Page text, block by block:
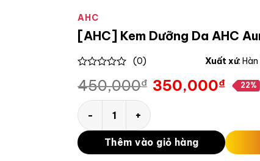
AHC
[AHC] Kem Dưỡng Da AHC
out
5
(0) Xuất xứ:
450,000₫
Giá
gốc
là:
450,000₫.
350,000₫
Giá
hiện
tại
là:
350,000₫.
22%
[AHC] Kem Dưỡng Da AHC Aura Secret
Thêm vào giỏ hàng